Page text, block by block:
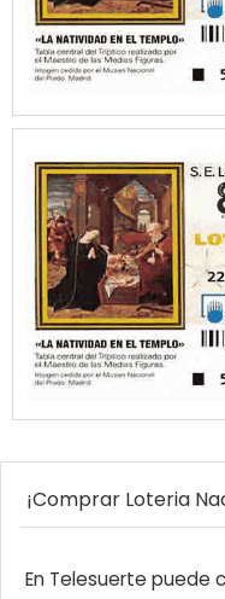
¡Comprar Loteria
En Telesuerte puede